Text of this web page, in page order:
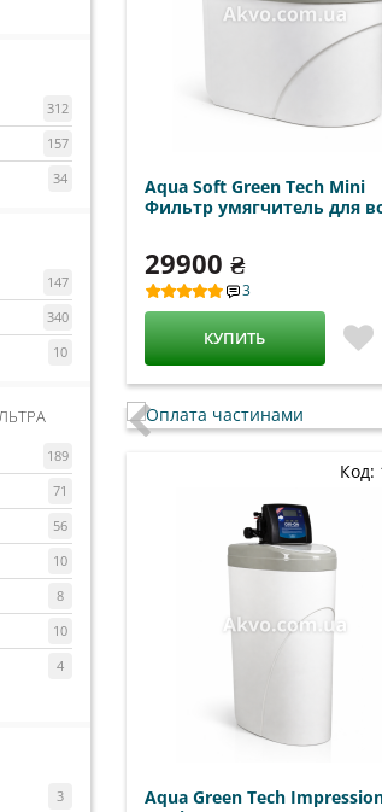
Aqua Soft Green Tech Mini
Фильтр умягчитель для
29900 ₴
3
КУПИТЬ
Код:
Aqua Green Tech
312
157
34
147
340
10
189
71
56
10
8
10
4
3